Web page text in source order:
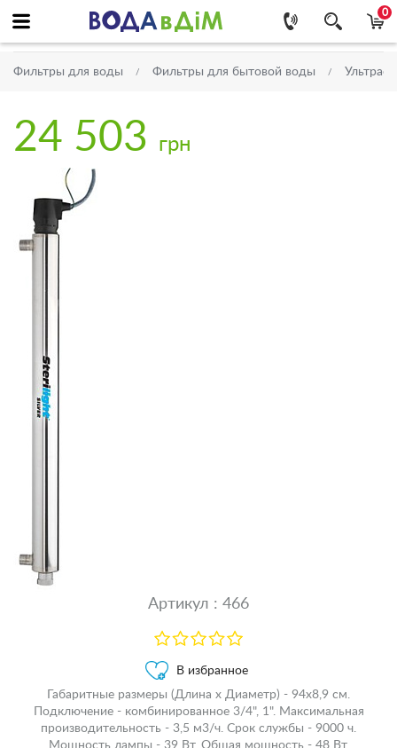
0
Фильтры для воды Фильтры для бытовой воды
24 503 грн
Артикул : 466
В избранное
Габаритные размеры (Длина х Диаметр) - 94х8,9 см.
Подключение - комбинированное 3/4", 1". Максимальная
производительность - 3,5 м3/ч. Срок службы - 9000 ч.
Мощность лампы - 39 Вт. Общая мощность - 48 Вт.